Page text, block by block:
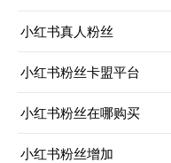
小红书真人粉丝
小红书粉丝卡盟平台
小红书粉丝在哪购买
小红书粉丝增加